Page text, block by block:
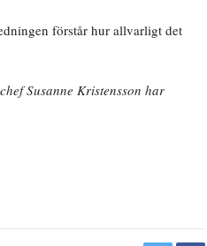
förstår hur allvarligt det
Susanne Kristensson har